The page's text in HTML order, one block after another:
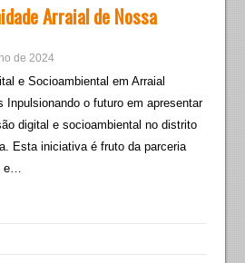
Arraial de Nossa
de 2024
e Socioambiental em Arraial
Inpulsionando o futuro em apresentar
digital e socioambiental no distrito
Esta iniciativa é fruto da parceria
e…